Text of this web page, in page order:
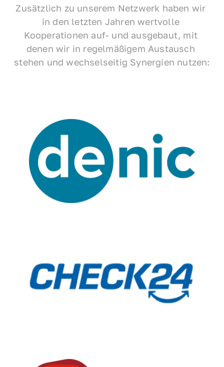
Zusätzlich zu unserem Netzwerk haben wir
in den letzten Jahren wertvolle
Kooperationen auf- und ausgebaut, mit
denen wir in regelmäßigem Austausch
stehen und wechselseitig Synergien nutzen: